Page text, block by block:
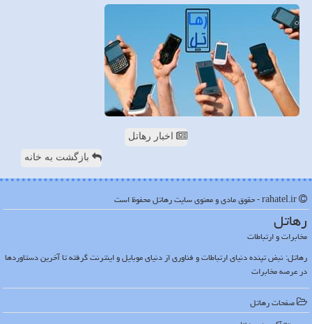
اخبار رهاتل
بازگشت به خانه
رهاتل
مخابرات و ارتباطات
رهاتل: نبض تپنده دنیای ارتباطات و فناوری از دنیای موبایل و اینترنت گرفته تا آخرین دستاوردها
در عرصه مخابرات
صفحات رهاتل